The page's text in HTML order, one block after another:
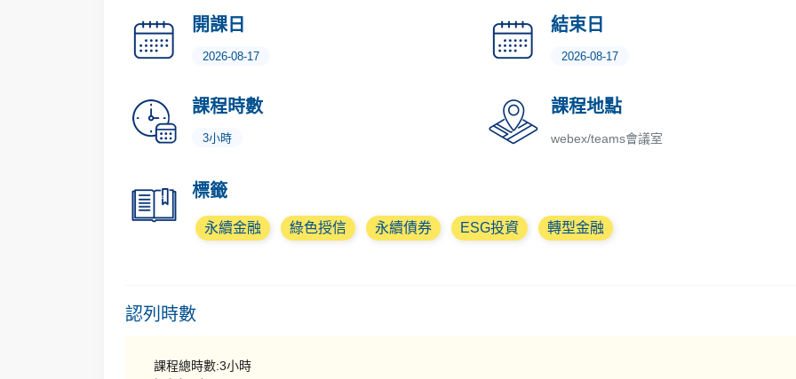
開課日
2026-08-17
結束日
2026-08-17
課程時數
3小時
課程地點
webex/teams會議室
標籤
永續金融 綠色授信 永續債券 ESG投資 轉型金融
認列時數
課程總時數:3小時